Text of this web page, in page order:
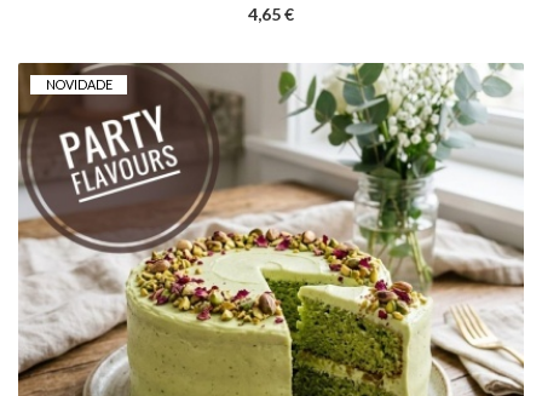
4,65 €
NOVIDADE